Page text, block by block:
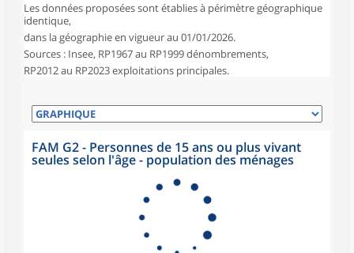
Les données proposées sont établies à périmètre géographique
identique,
dans la géographie en vigueur au 01/01/2026.
Sources : Insee, RP1967 au RP1999 dénombrements,
RP2012 au RP2023 exploitations principales.
FAM G2 - Personnes de 15 ans ou plus vivant
seules selon l'âge - population des ménages